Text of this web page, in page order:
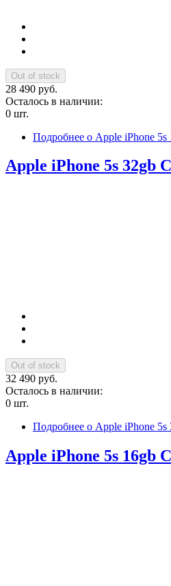
28 490 руб.
Осталось в наличии:
0 шт.
Подробнее о Apple iPhone
Apple iPhone 5s 32gb
32 490 руб.
Осталось в наличии:
0 шт.
Подробнее о Apple iPhone
Apple iPhone 5s 16gb